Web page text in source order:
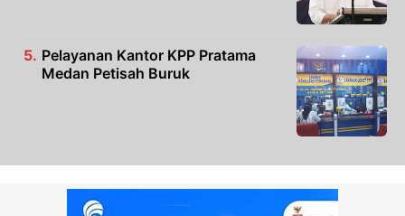
Pelayanan Kantor KPP Pratama
Medan Petisah Buruk